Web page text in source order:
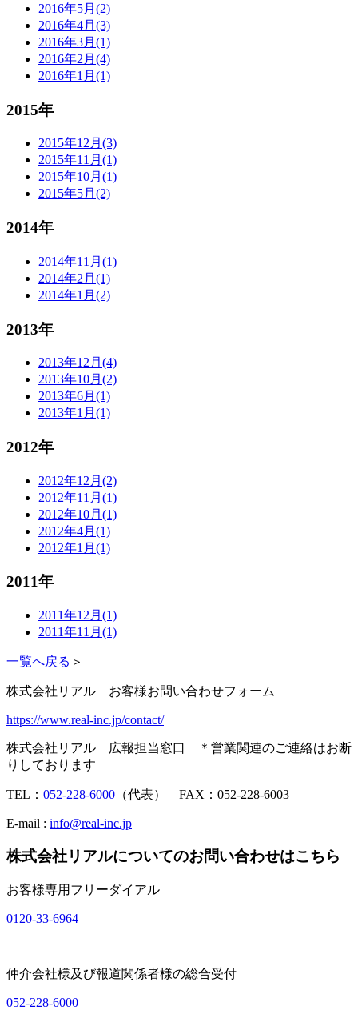
2016年5月(2)
2016年4月(3)
2016年3月(1)
2016年2月(4)
2016年1月(1)
2015年
2015年12月(3)
2015年11月(1)
2015年10月(1)
2015年5月(2)
2014年
2014年11月(1)
2014年2月(1)
2014年1月(2)
2013年
2013年12月(4)
2013年10月(2)
2013年6月(1)
2013年1月(1)
2012年
2012年12月(2)
2012年11月(1)
2012年10月(1)
2012年4月(1)
2012年1月(1)
2011年
2011年12月(1)
2011年11月(1)
一覧へ戻る ＞
株式会社リアル お客様お問い合わせフォーム
https://www.real-inc.jp/contact/
株式会社リアル 広報担当窓口 ＊営業関連のご連絡はお断
りしております
TEL： 052-228-6000 （代表） FAX：052-228-6003
E-mail : info@real-inc.jp
株式会社リアルについてのお問い合わせはこちら
お客様専用フリーダイアル
0120-33-6964
仲介会社様及び報道関係者様の総合受付
052-228-6000